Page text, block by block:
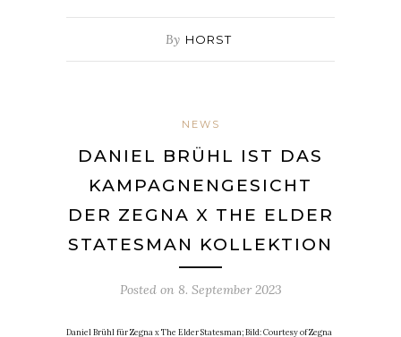
By HORST
NEWS
DANIEL BRÜHL IST DAS
KAMPAGNENGESICHT
DER ZEGNA X THE ELDER
STATESMAN KOLLEKTION
Posted on 8. September 2023
Daniel Brühl für Zegna x The Elder Statesman; Bild: Courtesy of Zegna